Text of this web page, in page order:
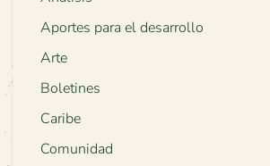
Aportes para el desarrollo
Arte
Boletines
Caribe
Comunidad